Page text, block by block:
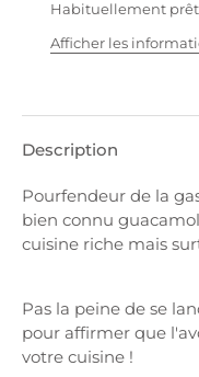
Habituellement
Afficher les
Description
Pourfendeur de la
bien connu
cuisine riche mais
Pas la peine de se
pour affirmer que
votre cuisine !